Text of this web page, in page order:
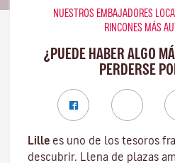
NUESTROS EMBAJADORES
RINCONES MÁS
¿PUEDE HABER ALGO
PERDERSE
Lille es uno de los tesoros
descubrir. Llena de plazas